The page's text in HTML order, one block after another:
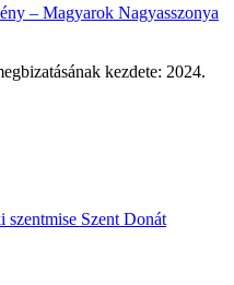
– Magyarok Nagyasszonya
kezdete: 2024.
szentmise Szent Donát